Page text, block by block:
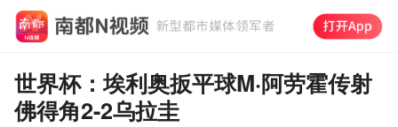
世界杯：埃利奥扳平球M·阿劳霍传射
佛得角2-2乌拉圭